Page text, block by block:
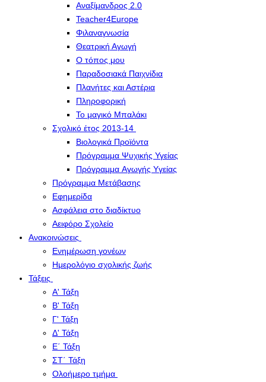
Αναξίμανδρος 2.0
Teacher4Europe
Φιλαναγνωσία
Θεατρική Αγωγή
Ο τόπος μου
Παραδοσιακά Παιχνίδια
Πλανήτες και Αστέρια
Πληροφορική
Το μαγικό Μπαλάκι
Σχολικό έτος 2013-14
Βιολογικά Προϊόντα
Πρόγραμμα Ψυχικής Υγείας
Πρόγραμμα Aγωγής Yγείας
Πρόγραμμα Μετάβασης
Εφημερίδα
Ασφάλεια στο διαδίκτυο
Αειφόρο Σχολείο
Ανακοινώσεις
Ενημέρωση γονέων
Ημερολόγιο σχολικής ζωής
Τάξεις
Α' Τάξη
Β' Τάξη
Γ' Τάξη
Δ' Τάξη
Ε΄ Τάξη
ΣΤ΄ Τάξη
Ολοήμερο τμήμα